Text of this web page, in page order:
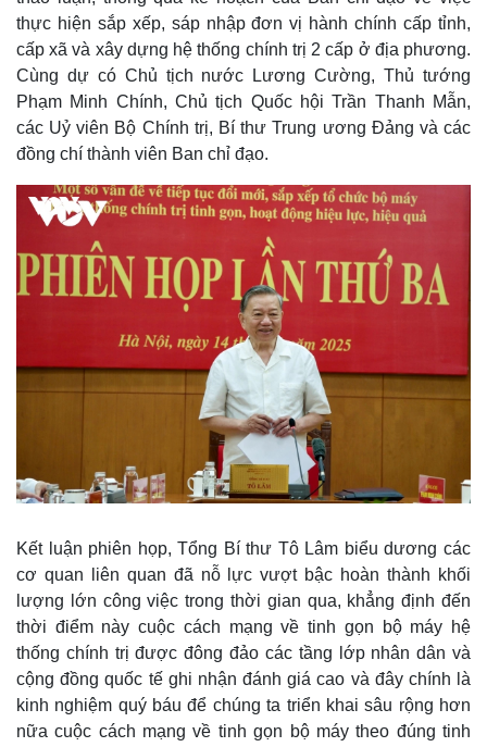
Quan sát
Cuộc sống đó đây
Hồ sơ
Video
Ảnh
E-Magazine
Infographic
thực hiện sắp xếp, sáp nhập đơn vị hành chính cấp tỉnh,
cấp xã và xây dựng hệ thống chính trị 2 cấp ở địa phương.
Cùng dự có Chủ tịch nước Lương Cường, Thủ tướng
Phạm Minh Chính, Chủ tịch Quốc hội Trần Thanh Mẫn,
các Uỷ viên Bộ Chính trị, Bí thư Trung ương Đảng và các
đồng chí thành viên Ban chỉ đạo.
Kết luận phiên họp, Tổng Bí thư Tô Lâm biểu dương các
cơ quan liên quan đã nỗ lực vượt bậc hoàn thành khối
lượng lớn công việc trong thời gian qua, khẳng định đến
thời điểm này cuộc cách mạng về tinh gọn bộ máy hệ
thống chính trị được đông đảo các tầng lớp nhân dân và
cộng đồng quốc tế ghi nhận đánh giá cao và đây chính là
kinh nghiệm quý báu để chúng ta triển khai sâu rộng hơn
nữa cuộc cách mạng về tinh gọn bộ máy theo đúng tinh